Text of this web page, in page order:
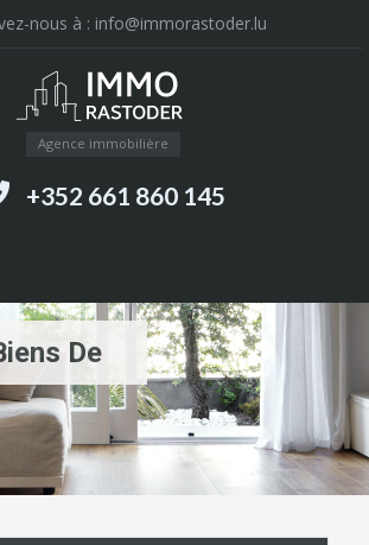
nous à : info@immorastoder.lu
Agence immobilière
+352 661 860 145
De